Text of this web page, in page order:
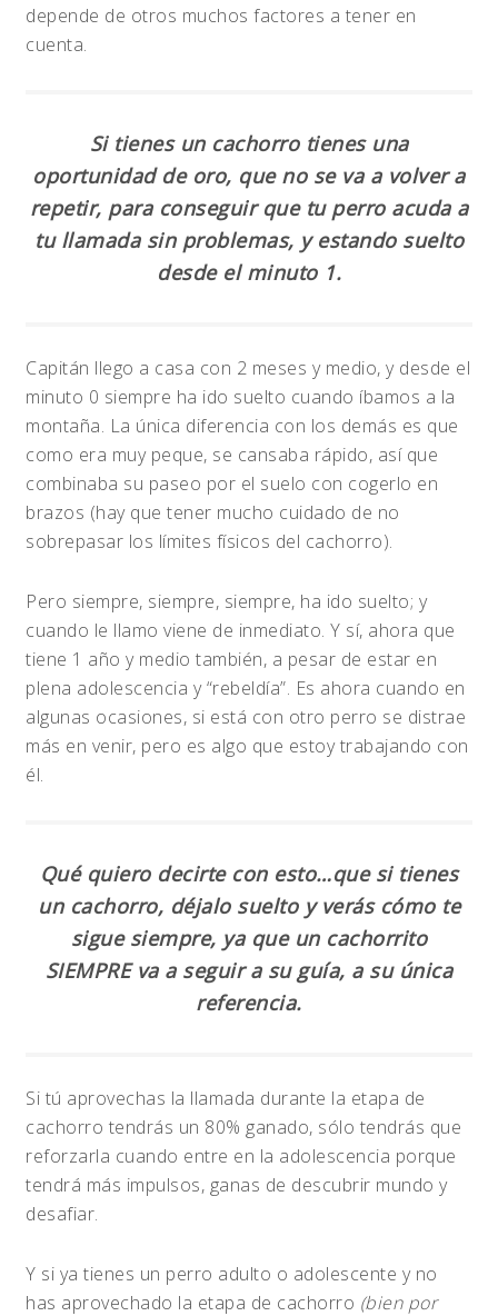
depende de otros muchos factores a tener en
cuenta.
Si tienes un cachorro tienes una
oportunidad de oro, que no se va a volver a
repetir, para conseguir que tu perro acuda a
tu llamada sin problemas, y estando suelto
desde el minuto 1.
Capitán llego a casa con 2 meses y medio, y desde el
minuto 0 siempre ha ido suelto cuando íbamos a la
montaña. La única diferencia con los demás es que
como era muy peque, se cansaba rápido, así que
combinaba su paseo por el suelo con cogerlo en
brazos (hay que tener mucho cuidado de no
sobrepasar los límites físicos del cachorro).
Pero siempre, siempre, siempre, ha ido suelto; y
cuando le llamo viene de inmediato. Y sí, ahora que
tiene 1 año y medio también, a pesar de estar en
plena adolescencia y “rebeldía”. Es ahora cuando en
algunas ocasiones, si está con otro perro se distrae
más en venir, pero es algo que estoy trabajando con
él.
Qué quiero decirte con esto…que si tienes
un cachorro, déjalo suelto y verás cómo te
sigue siempre, ya que un cachorrito
SIEMPRE va a seguir a su guía, a su única
referencia.
Si tú aprovechas la llamada durante la etapa de
cachorro tendrás un 80% ganado, sólo tendrás que
reforzarla cuando entre en la adolescencia porque
tendrá más impulsos, ganas de descubrir mundo y
desafiar.
Y si ya tienes un perro adulto o adolescente y no
has aprovechado la etapa de cachorro (bien por